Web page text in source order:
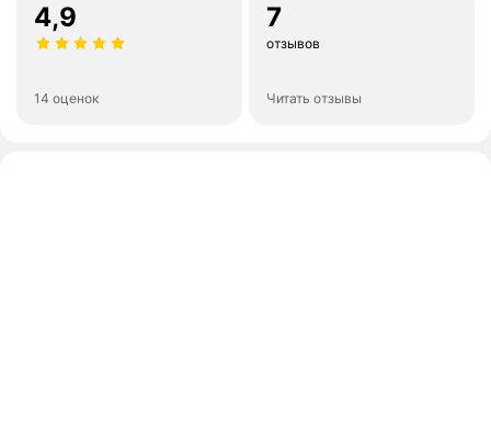
4,9
14 оценок
7
отзывов
Читать отзывы